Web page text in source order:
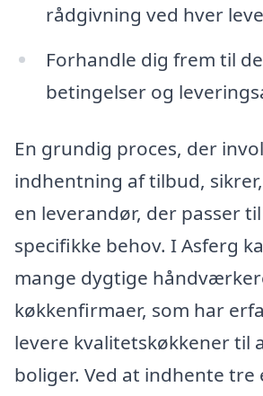
rådgivning ved hver
Forhandle dig frem til
betingelser og
En grundig proces, der
indhentning af tilbud,
en leverandør, der passer
specifikke behov. I Asferg
mange dygtige
køkkenfirmaer, som har
levere kvalitetskøkkener til
boliger. Ved at indhente tre